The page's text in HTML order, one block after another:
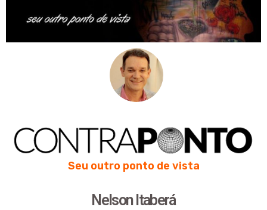
Seu outro ponto de vista
Nelson Itaberá